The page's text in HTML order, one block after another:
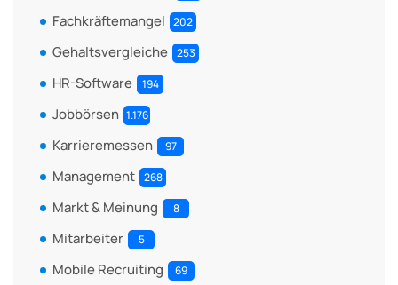
Fachkräftemangel 202
Gehaltsvergleiche 253
HR-Software 194
Jobbörsen 1.176
Karrieremessen 97
Management 268
Markt & Meinung 8
Mitarbeiter 5
Mobile Recruiting 69